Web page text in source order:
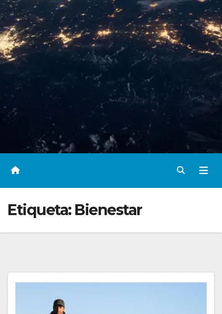
Etiqueta: Bienestar